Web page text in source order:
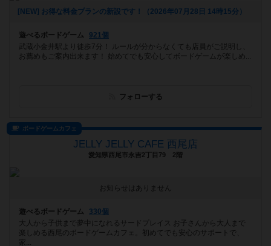
[NEW] お得な料金プランの新設です！（2026年07月28日 14時15分）
遊べるボードゲーム
921個
武蔵小金井駅より徒歩7分！ ルールが分からなくても店員がご説明し、
お薦めもご案内出来ます！ 始めてでも安心してボードゲームが楽しめ...
フォローする
ボードゲームカフェ
JELLY JELLY CAFE 西尾店
愛知県西尾市永吉2丁目79 2階
お知らせはありません
遊べるボードゲーム
330個
大人から子供まで夢中になれるサードプレイス お子さんから大人まで
楽しめる西尾のボードゲームカフェ。初めてでも安心のサポートで、
家...